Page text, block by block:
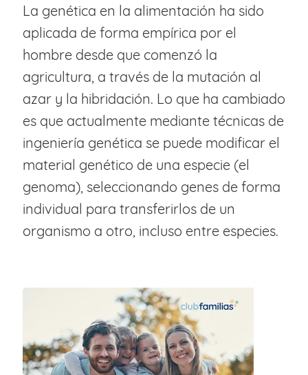
La genética en la alimentación ha sido
aplicada de forma empírica por el
hombre desde que comenzó la
agricultura, a través de la mutación al
azar y la hibridación. Lo que ha cambiado
es que actualmente mediante técnicas de
ingeniería genética se puede modificar el
material genético de una especie (el
genoma), seleccionando genes de forma
individual para transferirlos de un
organismo a otro, incluso entre especies.